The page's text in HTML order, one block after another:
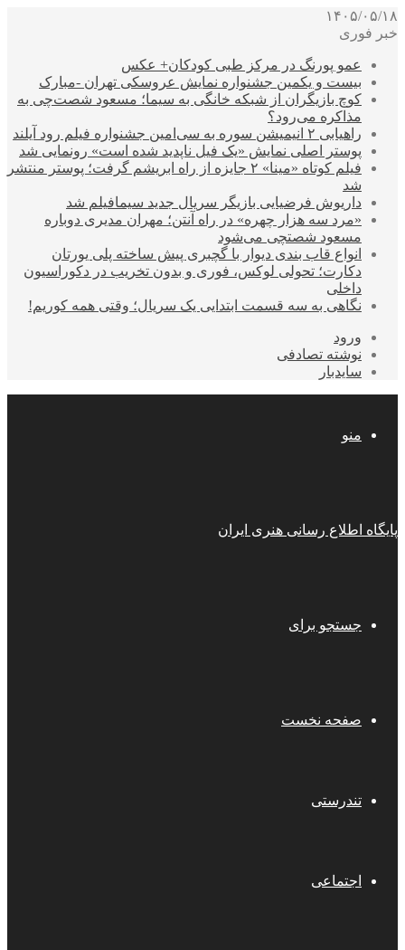
۱۴۰۵/۰۵/۱۸
خبر فوری
عمو پورنگ در مرکز طبی کودکان+ عکس
بیست و یکمین جشنواره نمایش عروسکی تهران -مبارک
کوچ بازیگران از شبکه خانگی به سیما؛ مسعود شصت‌چی به
مذاکره می‌رود؟
راهیابی ۲ انیمیشن سوره به سی‌امین جشنواره فیلم رود آیلند
پوستر اصلی نمایش «یک فیل ناپدید شده است» رونمایی شد
فیلم کوتاه «مینا» ۲ جایزه از راه ابریشم گرفت؛ پوستر منتشر
شد
داریوش فرضیایی بازیگر سریال جدید سیمافیلم شد
«مرد سه هزار چهره» در راه آنتن؛ مهران مدیری دوباره
مسعود شصتچی می‌شود
انواع قاب بندی دیوار با گچبری پیش ساخته پلی یورتان
دکارت؛ تحولی لوکس، فوری و بدون تخریب در دکوراسیون
داخلی
نگاهی به سه قسمت ابتدایی یک سریال؛ وقتی همه کوریم!
ورود
نوشته تصادفی
سایدبار
منو
پایگاه اطلاع رسانی هنری ایران
جستجو برای
صفحه نخست
تندرستی
اجتماعی